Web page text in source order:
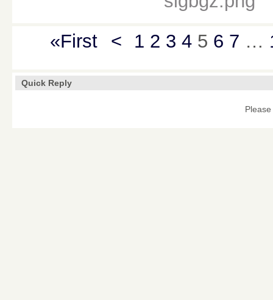
«First < 1 2 3 45 6 7 …
Quick Reply